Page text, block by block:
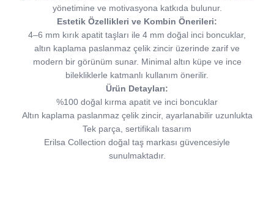
yönetimine ve motivasyona katkıda bulunur.
Estetik Özellikleri ve Kombin Önerileri:
4–6 mm kırık apatit taşları ile 4 mm doğal inci boncuklar,
altın kaplama paslanmaz çelik zincir üzerinde zarif ve
modern bir görünüm sunar. Minimal altın küpe ve ince
bilekliklerle katmanlı kullanım önerilir.
Ürün Detayları:
%100 doğal kırma apatit ve inci boncuklar
Altın kaplama paslanmaz çelik zincir, ayarlanabilir uzunlukta
Tek parça, sertifikalı tasarım
Erilsa Collection doğal taş markası güvencesiyle
sunulmaktadır.